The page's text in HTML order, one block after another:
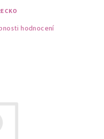
hodnocení